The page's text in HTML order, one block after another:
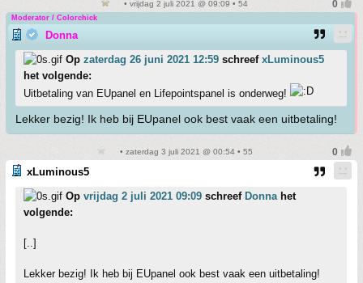
• vrijdag 2 juli 2021 @ 09:09 • 54
Moderator / Colorchick
Donna
Op zaterdag 26 juni 2021 12:59 schreef xLuminous5
het volgende:
Uitbetaling van EUpanel en Lifepointspanel is onderweg!
Lekker bezig! Ik heb bij EUpanel ook best vaak een uitbetaling!
• zaterdag 3 juli 2021 @ 00:54 • 55
xLuminous5
Op vrijdag 2 juli 2021 09:09 schreef Donnahet
volgende:
[..]
Lekker bezig! Ik heb bij EUpanel ook best vaak een uitbetaling!